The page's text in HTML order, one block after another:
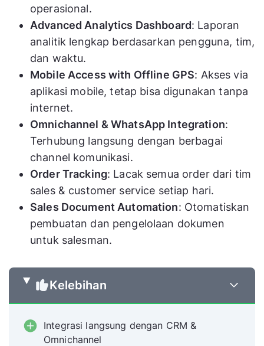
operasional.
Advanced Analytics Dashboard: Laporan
analitik lengkap berdasarkan pengguna, tim,
dan waktu.
Mobile Access with Offline GPS: Akses via
aplikasi mobile, tetap bisa digunakan tanpa
internet.
Omnichannel & WhatsApp Integration:
Terhubung langsung dengan berbagai
channel komunikasi.
Order Tracking: Lacak semua order dari tim
sales & customer service setiap hari.
Sales Document Automation: Otomatiskan
pembuatan dan pengelolaan dokumen
untuk salesman.
Kelebihan
Integrasi langsung dengan CRM &
Omnichannel